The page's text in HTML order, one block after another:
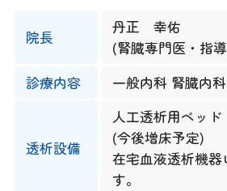
院長
丹正 幸佑
(腎臓専門医・指
診療内容
一般内科 腎臓内
透析設備
人工透析用ベッ
(今後増床予定)
在宅血液透析機
す。